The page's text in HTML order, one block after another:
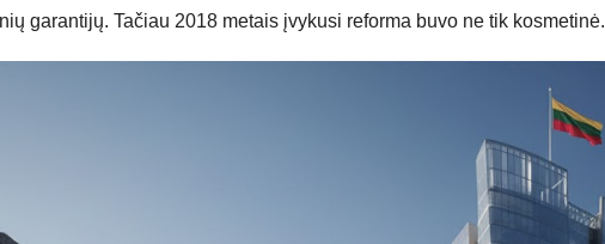
garantijų. Tačiau 2018 metais įvykusi reforma buvo ne tik kosmetinė.